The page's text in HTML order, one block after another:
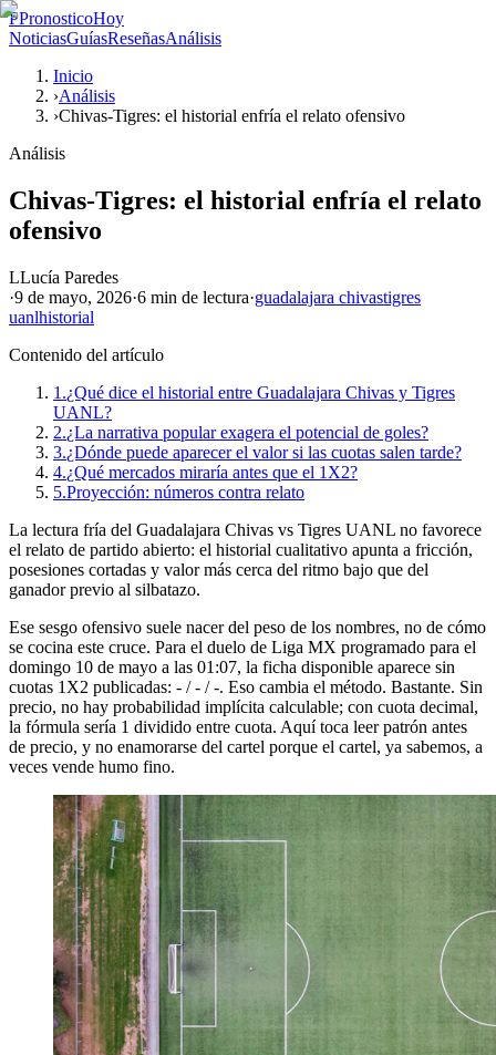
PPronosticoHoy
NoticiasGuíasReseñasAnálisis
Inicio
›Análisis
›Chivas-Tigres: el historial enfría el relato ofensivo
Análisis
Chivas-Tigres: el historial enfría el relato
ofensivo
LLucía Paredes
·9 de mayo, 2026·6 min de lectura·guadalajara chivastigres
uanlhistorial
Contenido del artículo
1.¿Qué dice el historial entre Guadalajara Chivas y Tigres
UANL?
2.¿La narrativa popular exagera el potencial de goles?
3.¿Dónde puede aparecer el valor si las cuotas salen tarde?
4.¿Qué mercados miraría antes que el 1X2?
5.Proyección: números contra relato
La lectura fría del Guadalajara Chivas vs Tigres UANL no favorece
el relato de partido abierto: el historial cualitativo apunta a fricción,
posesiones cortadas y valor más cerca del ritmo bajo que del
ganador previo al silbatazo.
Ese sesgo ofensivo suele nacer del peso de los nombres, no de cómo
se cocina este cruce. Para el duelo de Liga MX programado para el
domingo 10 de mayo a las 01:07, la ficha disponible aparece sin
cuotas 1X2 publicadas: - / - / -. Eso cambia el método. Bastante. Sin
precio, no hay probabilidad implícita calculable; con cuota decimal,
la fórmula sería 1 dividido entre cuota. Aquí toca leer patrón antes
de precio, y no enamorarse del cartel porque el cartel, ya sabemos, a
veces vende humo fino.